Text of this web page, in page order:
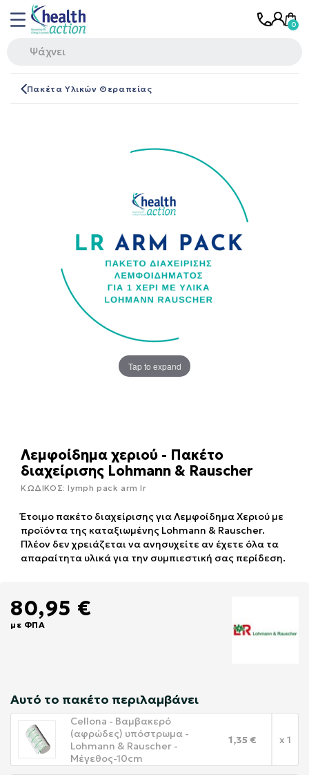
Πακέτα Υλικών Θεραπείας
Tap to expand
Λεμφοίδημα χεριού - Πακέτο
διαχείρισης Lohmann & Rauscher
ΚΩΔΙΚΟΣ:lymph pack arm lr
Έτοιμο πακέτο διαχείρισης για Λεμφοίδημα Χεριού με
προϊόντα της καταξιωμένης Lohmann & Rauscher.
Πλέον δεν χρειάζεται να ανησυχείτε αν έχετε όλα τα
απαραίτητα υλικά για την συμπιεστική σας περίδεση.
80,95 €
με ΦΠΑ
Αυτό το πακέτο περιλαμβάνει
Cellona - Βαμβακερό
(αφρώδες) υπόστρωμα -
Lohmann & Rauscher -
Μέγεθος-10cm
1,35 € x 1